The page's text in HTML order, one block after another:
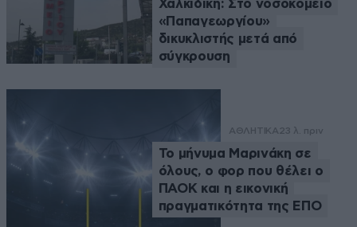
Χαλκιδική: Στο νοσοκομείο
«Παπαγεωργίου»
δικυκλιστής μετά από
σύγκρουση
ΑΘΛΗΤΙΚΑ23 λ. πριν
Το μήνυμα Μαρινάκη σε
όλους, ο φορ που θέλει ο
ΠΑΟΚ και η εικονική
πραγματικότητα της ΕΠΟ